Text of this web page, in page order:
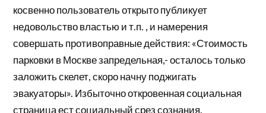
косвенно пользователь открыто публикует
недовольство властью и т.п. , и намерения
совершать противоправные действия: «Стоимость
парковки в Москве запредельная,- осталось только
заложить скелет, скоро начну поджигать
эвакуаторы». Избыточно откровенная социальная
страница ест социальный срез сознания.